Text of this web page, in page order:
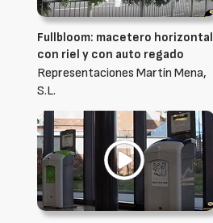
Fullbloom: macetero horizontal
con riel y con auto regado
Representaciones Martín Mena,
S.L.